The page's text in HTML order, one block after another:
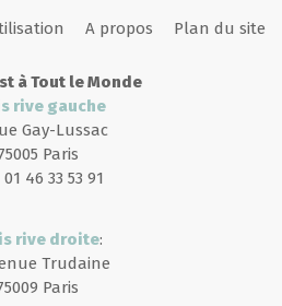
A propos Plan du site
à Tout le Monde
rive gauche
Gay-Lussac
Paris
46 33 53 91
rive droite:
Trudaine
Paris